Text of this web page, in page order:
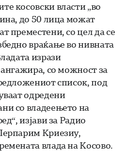
косовски власти „во
до 50 лица можат
преместени, со цел да се
враќање во нивната
изрази
со можност за
список, под
одредени
со владеењето на
изјави за Радио
Криезиу,
влада на Косово.